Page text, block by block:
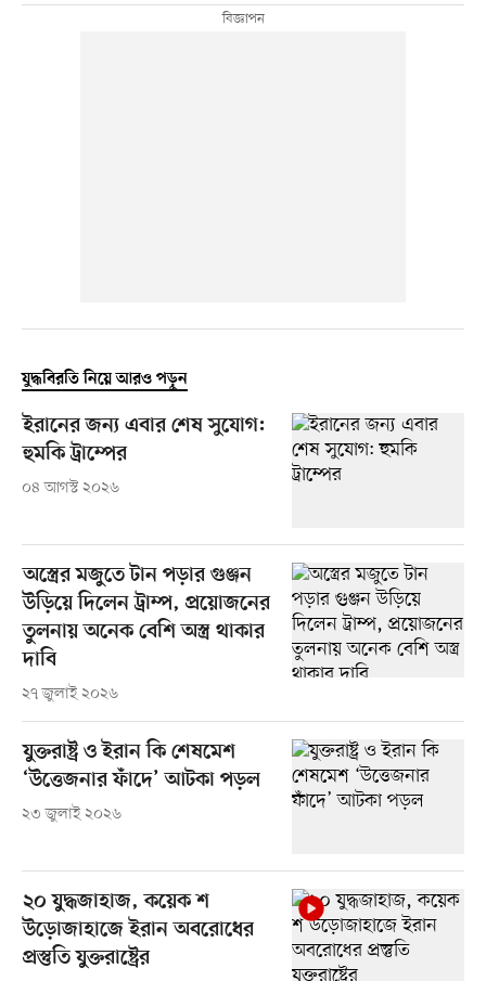
যুদ্ধবিরতি নিয়ে আরও পড়ুন
ইরানের জন্য এবার শেষ সুযোগ:
হুমকি ট্রাম্পের
০৪ আগস্ট ২০২৬
অস্ত্রের মজুতে টান পড়ার গুঞ্জন
উড়িয়ে দিলেন ট্রাম্প, প্রয়োজনের
তুলনায় অনেক বেশি অস্ত্র থাকার
দাবি
২৭ জুলাই ২০২৬
যুক্তরাষ্ট্র ও ইরান কি শেষমেশ
‘উত্তেজনার ফাঁদে’ আটকা পড়ল
২৩ জুলাই ২০২৬
২০ যুদ্ধজাহাজ, কয়েক শ
উড়োজাহাজে ইরান অবরোধের
প্রস্তুতি যুক্তরাষ্ট্রের